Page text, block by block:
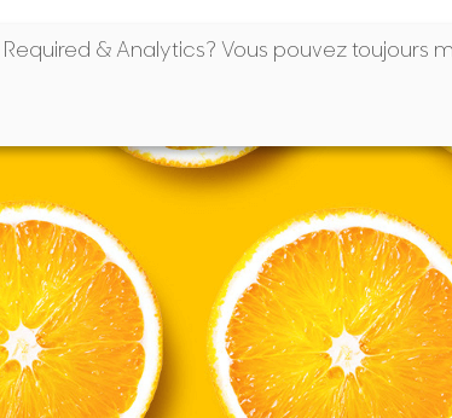
NOTRE HÉRITAGE BIENFAITS DU JUS FAQ
Required & Analytics? Vous pouvez toujours